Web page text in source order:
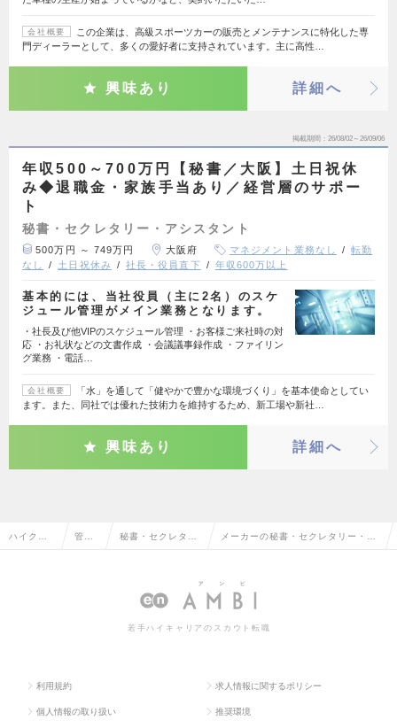
会社概要
この企業は、高級スポーツカーの販売とメンテナンスに特化した専
門ディーラーとして、多くの愛好者に支持されています。主に高性…
興味あり 詳細へ
掲載期間 26/08/02～26/09/06
年収500～700万円【秘書／大阪】土日祝休
み◆退職金・家族手当あり／経営層のサポー
ト
秘書・セクレタリー・アシスタント
500万円 ～ 749万円 大阪府 マネジメント業務なし
転勤
なし
土日祝休み 社長・役員直下 年収600万以上
基本的には、当社役員（主に2名）のスケ
ジュール管理がメイン業務となります。
・社長及び他VIPのスケジュール管理 ・お客様ご来社時の対
応 ・お礼状などの文書作成 ・会議議事録作成 ・ファイリン
グ業務 ・電話…
会社概要
「水」を通して「健やかで豊かな環境づくり」を基本使命としてい
ます。また、同社では優れた技術力を維持するため、新工場や新社…
興味あり 詳細へ
ハイクラ 管理 秘書・セクレタリ メーカーの秘書・セクレタリー・ア
若手ハイキャリアのスカウト転職
利用規約 求人情報に関するポリシー
個人情報の取り扱い 推奨環境